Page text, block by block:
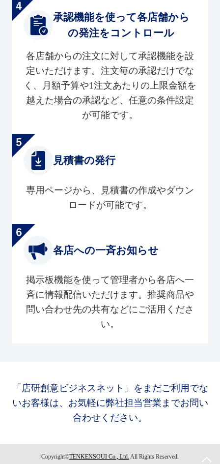
承認機能を使って各店舗から
の発注をコントロール
各店舗からの注文に対して承認機能を設
定いただけます。注文毎の承認だけでな
く、月額予算や1注文あたりの上限金額を
越えた場合の承認など、任意の条件設定
が可能です。
見積書の発行
専用ページから、見積書の作成やダウン
ロードが可能です。
各店への一斉お知らせ
掲示板機能を使って管理者から各店へ一
斉に情報配信いただけます。推奨商品や
問い合わせ先の共有などにご活用くださ
い。
「店研創意ビジネスネット」をまだご利用でな
いお客様は、お気軽に弊社担当営業までお問い
合わせください。
Copyright©TENKENSOUI Co., Ltd. All Rights Reserved.